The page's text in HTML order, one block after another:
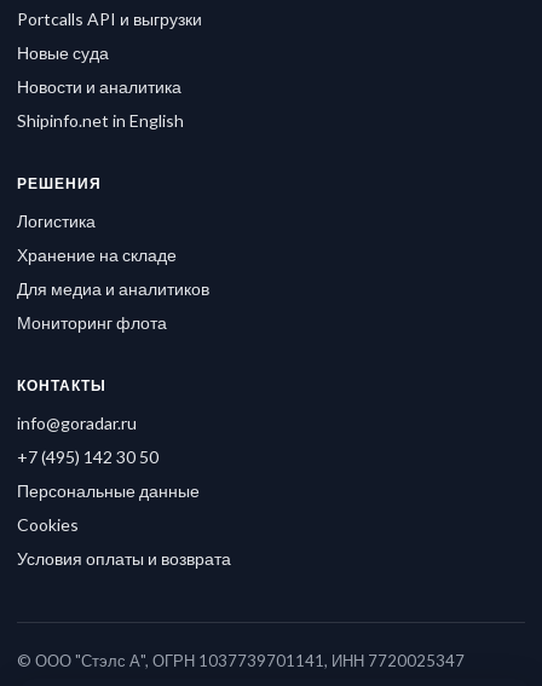
Portcalls API и выгрузки
Новые суда
Новости и аналитика
Shipinfo.net in English
РЕШЕНИЯ
Логистика
Хранение на складе
Для медиа и аналитиков
Мониторинг флота
КОНТАКТЫ
info@goradar.ru
+7 (495) 142 30 50
Персональные данные
Cookies
Условия оплаты и возврата
© ООО "Стэлс А", ОГРН 1037739701141, ИНН 7720025347